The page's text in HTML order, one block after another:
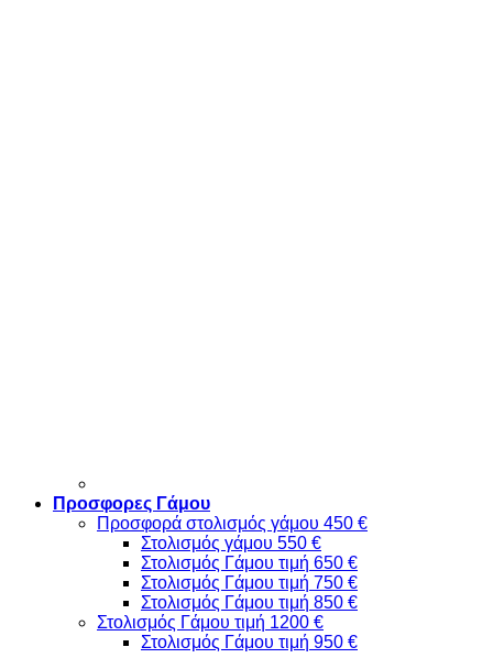
Προσφορες Γάμου
Προσφορά στολισμός γάμου 450 €
Στολισμός γάμου 550 €
Στολισμός Γάμου τιμή 650 €
Στολισμός Γάμου τιμή 750 €
Στολισμός Γάμου τιμή 850 €
Στολισμός Γάμου τιμή 1200 €
Στολισμός Γάμου τιμή 950 €